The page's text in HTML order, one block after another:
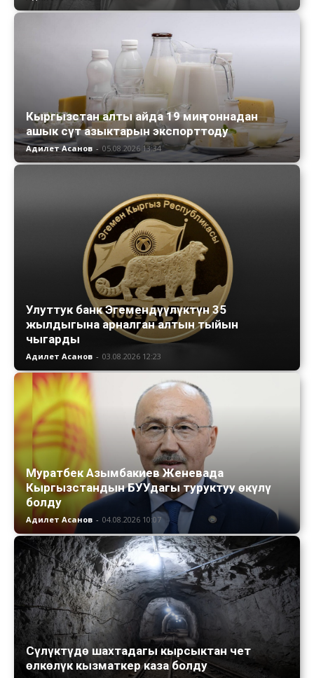
Кыргызстан алты айда 19 миң тоннадан
ашык сүт азыктарын экспорттоду
Адилет Асанов - 05.08.2026 13:34
Улуттук банк Эгемендүүлүктүн 35
жылдыгына арналган алтын тыйын
чыгарды
Адилет Асанов - 03.08.2026 12:23
Муратбек Азымбакиев Женевада
Кыргызстандын БУУдагы туруктуу өкүлү
болду
Адилет Асанов - 04.08.2026 10:07
Сүлүктүдө шахтадагы кырсыктан чет
өлкөлүк кызматкер каза болду